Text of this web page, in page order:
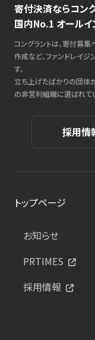
寄付決済ならコン
国内No.1 オールイ
コングラントは、寄付募
作成など、ファンドレイ
す。
立ち上げたばかりの団体
の非営利組織に選ばれて
採用情
トップページ
お知らせ
PRTIMES
採用情報